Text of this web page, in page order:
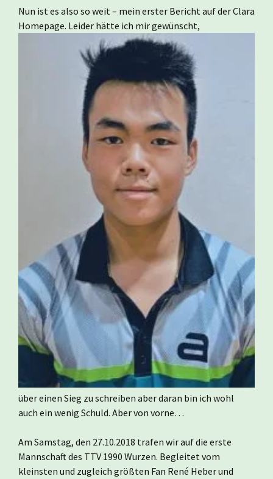
Nun ist es also so weit – mein erster Bericht auf der Clara
Homepage. Leider hätte ich mir gewünscht,
über einen Sieg zu schreiben aber daran bin ich wohl
auch ein wenig Schuld. Aber von vorne…
Am Samstag, den 27.10.2018 trafen wir auf die erste
Mannschaft des TTV 1990 Wurzen. Begleitet vom
kleinsten und zugleich größten Fan René Heber und